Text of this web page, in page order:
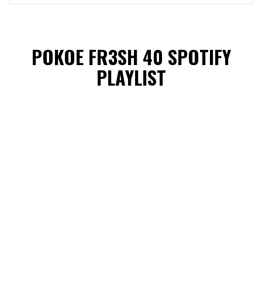
POKOE FR3SH 40 SPOTIFY
PLAYLIST